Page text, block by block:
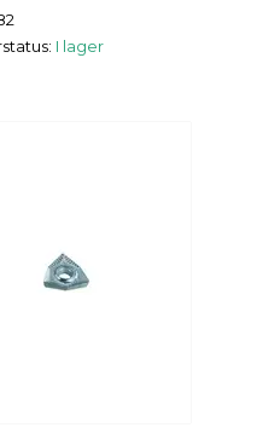
I lager